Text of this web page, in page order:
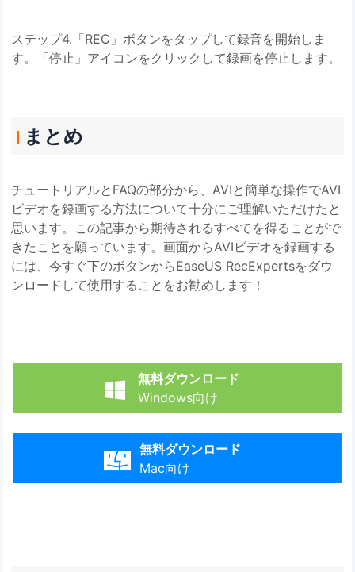
ステップ4.「REC」ボタンをタップして録音を開始しま
す。「停止」アイコンをクリックして録画を停止します。
まとめ
チュートリアルとFAQの部分から、AVIと簡単な操作でAVI
ビデオを録画する方法について十分にご理解いただけたと
思います。この記事から期待されるすべてを得ることがで
きたことを願っています。画面からAVIビデオを録画する
には、今すぐ下のボタンからEaseUS RecExpertsをダウ
ンロードして使用することをお勧めします！

無料ダウンロード
Windows向け

無料ダウンロード
Mac向け